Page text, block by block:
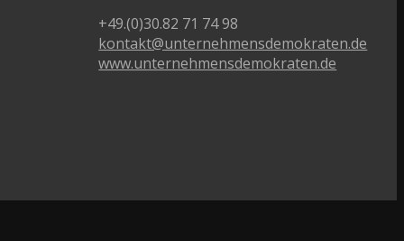
+49.(0)30.82 71 74 98
kontakt@unternehmensdemokraten.de
www.unternehmensdemokraten.de